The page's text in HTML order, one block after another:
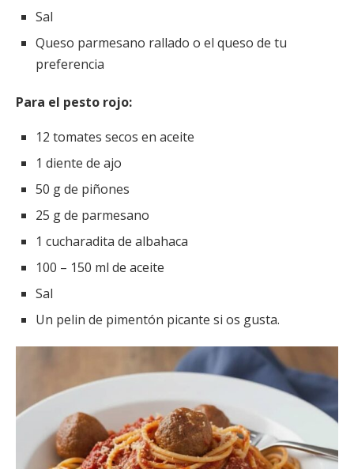
Sal
Queso parmesano rallado o el queso de tu
preferencia
Para el pesto rojo:
12 tomates secos en aceite
1 diente de ajo
50 g de piñones
25 g de parmesano
1 cucharadita de albahaca
100 – 150 ml de aceite
Sal
Un pelin de pimentón picante si os gusta.